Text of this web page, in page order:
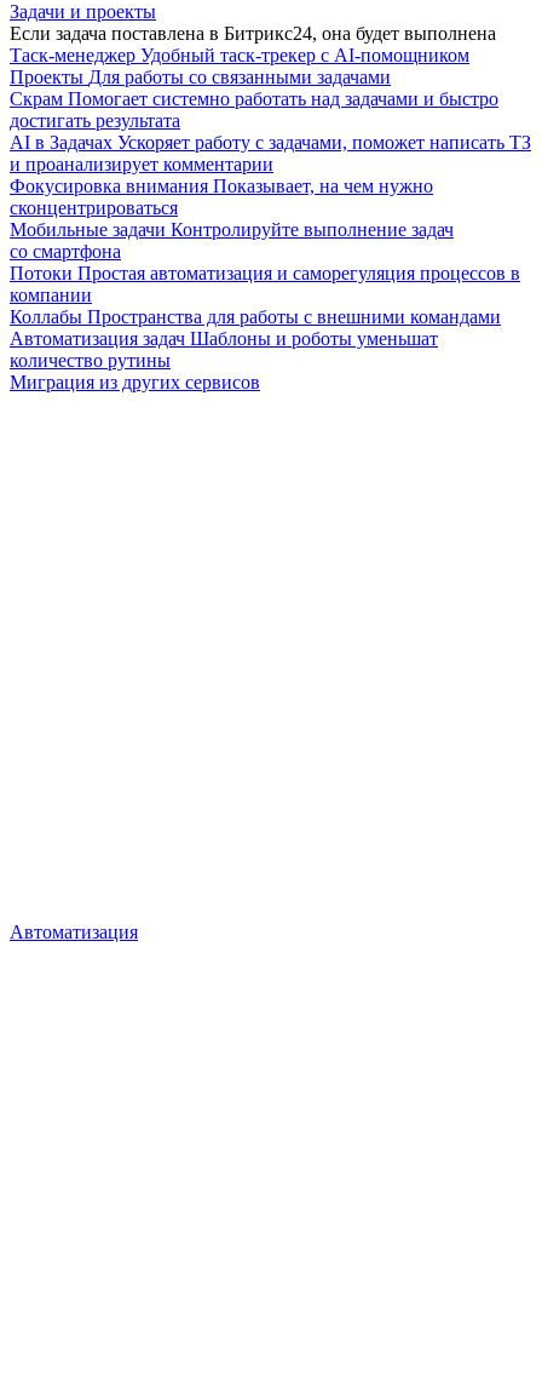
Задачи и проекты
Если задача поставлена в Битрикс24, она будет выполнена
Таск-менеджер Удобный таск-трекер с AI-помощником
Проекты Для работы со связанными задачами
Скрам Помогает системно работать над задачами и быстро
достигать результата
AI в Задачах Ускоряет работу с задачами, поможет написать ТЗ
и проанализирует комментарии
Фокусировка внимания Показывает, на чем нужно
сконцентрироваться
Мобильные задачи Контролируйте выполнение задач
со смартфона
Потоки Простая автоматизация и саморегуляция процессов в
компании
Коллабы Пространства для работы с внешними командами
Автоматизация задач Шаблоны и роботы уменьшат
количество рутины
Миграция из других сервисов
Автоматизация